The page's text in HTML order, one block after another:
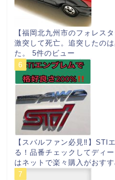
【福岡北九州市のフォレス
激突して死亡。追突したの
た。 5件のビュー
【スバルファン必見‼︎】STI
る！品番チェックしてディ
はネットで楽々購入がおすす